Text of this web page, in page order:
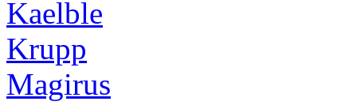
Kaelble
Krupp
Magirus